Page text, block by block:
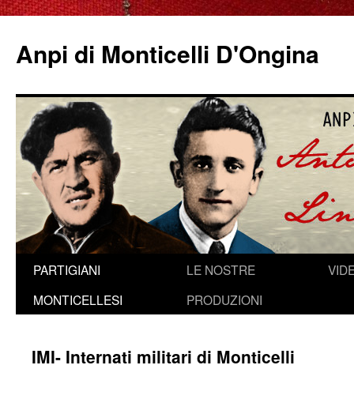
Anpi di Monticelli D'Ongina
VaiPARTIGIANI
MONTICELLESI
LE NOSTRE
PRODUZIONI
IMI- Internati militari di Monticelli